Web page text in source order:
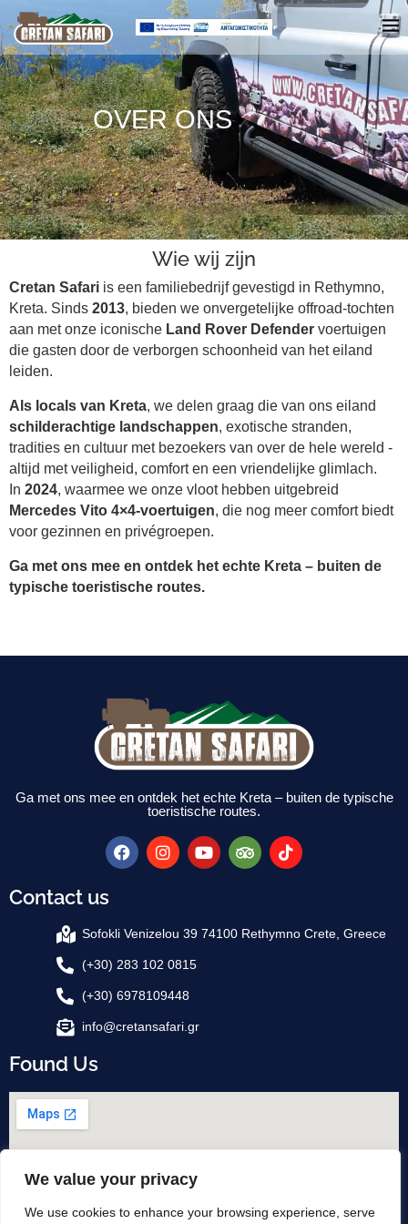
We value your privacy
We use cookies to enhance your browsing experience, serve
OVER ONS
Wie wij zijn
Cretan Safari is een familiebedrijf gevestigd in Rethymno,
Kreta. Sinds 2013, bieden we onvergetelijke offroad-tochten
aan met onze iconische Land Rover Defender voertuigen
die gasten door de verborgen schoonheid van het eiland
leiden.
Als locals van Kreta, we delen graag die van ons eiland
schilderachtige landschappen, exotische stranden,
tradities en cultuur met bezoekers van over de hele wereld -
altijd met veiligheid, comfort en een vriendelijke glimlach.
In 2024, waarmee we onze vloot hebben uitgebreid
Mercedes Vito 4×4-voertuigen, die nog meer comfort biedt
voor gezinnen en privégroepen.
Ga met ons mee en ontdek het echte Kreta – buiten de
typische toeristische routes.
Ga met ons mee en ontdek het echte Kreta – buiten de typische
toeristische routes.
Contact us
Sofokli Venizelou 39 74100 Rethymno Crete, Greece
(+30) 283 102 0815
(+30) 6978109448
info@cretansafari.gr
Found Us